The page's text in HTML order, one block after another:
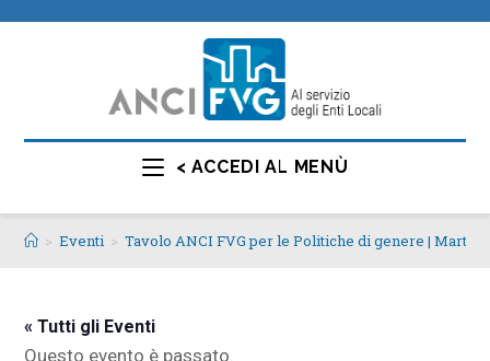
< ACCEDI AL MENÙ
> Eventi > Tavolo ANCI FVG per le Politiche di genere |
« Tutti gli Eventi
Questo evento è passato.